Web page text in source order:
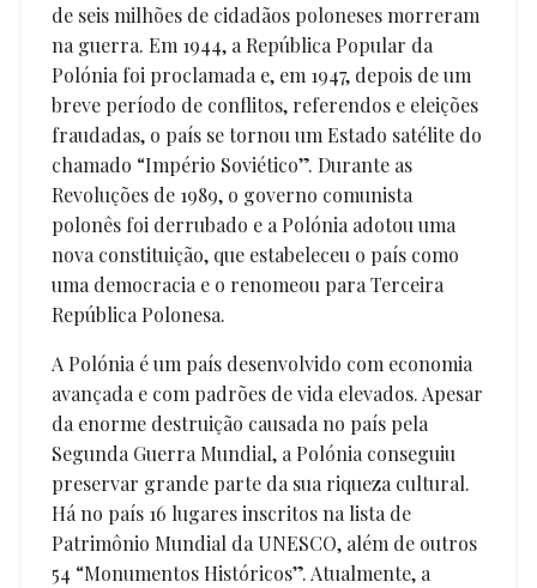
de seis milhões de cidadãos poloneses morreram
na guerra. Em 1944, a República Popular da
Polónia foi proclamada e, em 1947, depois de um
breve período de conflitos, referendos e eleições
fraudadas, o país se tornou um Estado satélite do
chamado “Império Soviético”. Durante as
Revoluções de 1989, o governo comunista
polonês foi derrubado e a Polónia adotou uma
nova constituição, que estabeleceu o país como
uma democracia e o renomeou para Terceira
República Polonesa.
A Polónia é um país desenvolvido com economia
avançada e com padrões de vida elevados. Apesar
da enorme destruição causada no país pela
Segunda Guerra Mundial, a Polónia conseguiu
preservar grande parte da sua riqueza cultural.
Há no país 16 lugares inscritos na lista de
Patrimônio Mundial da UNESCO, além de outros
54 “Monumentos Históricos”. Atualmente, a